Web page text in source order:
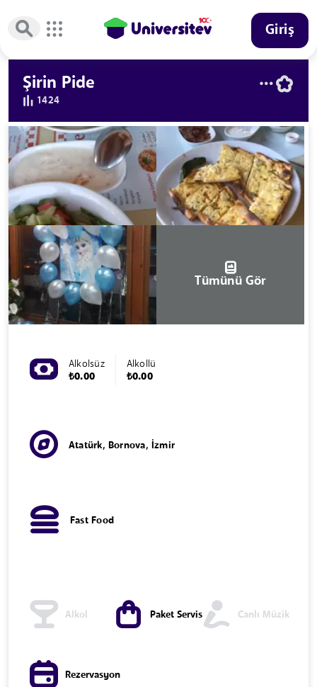
Giriş
Şirin Pide
1424
Tümünü Gör
Alkolsüz
₺0.00
Alkollü
₺0.00
Atatürk, Bornova, İzmir
Fast Food
Alkol Paket Servis Canlı Müzik
Rezervasyon